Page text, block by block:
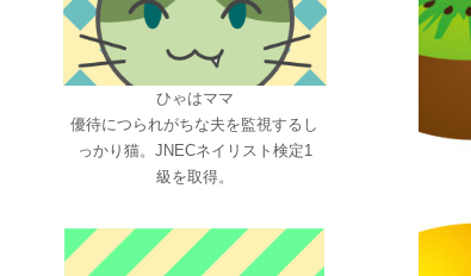
ひゃはママ
優待につられがちな夫を監視するし
っかり猫。JNECネイリスト検定1
級を取得。